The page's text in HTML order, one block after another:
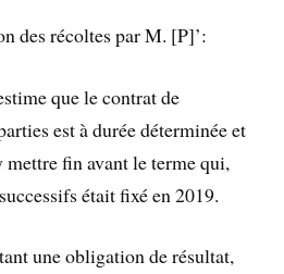
des récoltes par M. [P]’:
que le contrat de
est à durée déterminée et
fin avant le terme qui,
était fixé en 2019.
une obligation de résultat,